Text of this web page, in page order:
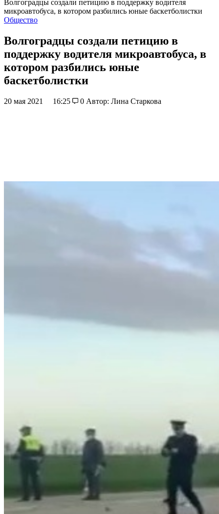
Волгоградцы создали петицию в поддержку водителя
микроавтобуса, в котором разбились юные баскетболистки
Общество
Волгоградцы создали петицию в
поддержку водителя микроавтобуса, в
котором разбились юные
баскетболистки
20 мая 2021 16:25 0 Автор: Лина Старкова